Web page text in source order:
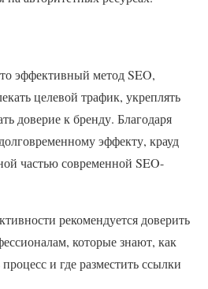
эффективный метод SEO,
целевой трафик, укреплять
доверие к бренду. Благодаря
эффекту, крауд
частью современной SEO-
рекомендуется доверить
которые знают, как
и где разместить ссылки